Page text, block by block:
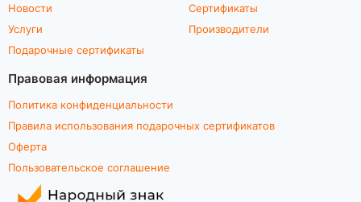
Новости
Услуги
Подарочные сертификаты
Сертификаты
Производители
Правовая информация
Политика конфиденциальности
Правила использования подарочных сертификатов
Оферта
Пользовательское соглашение